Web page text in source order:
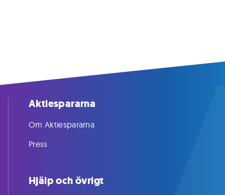
Aktiespararna
Om Aktiespararna
Press
Hjälp och övrigt